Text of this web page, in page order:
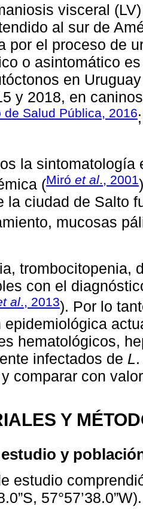
visceral
al sur de
por el proceso de
o asintomático
en
y 2018, en
de Salud Pública, 2016
la sintomatología
(Miró et al ., 2001
la ciudad de Salto
mucosas
trombocitopenia,
con el
al., 2013). Por lo
epidemiológica
hematológicos,
infectados de L
comparar con
Y
y
estudio